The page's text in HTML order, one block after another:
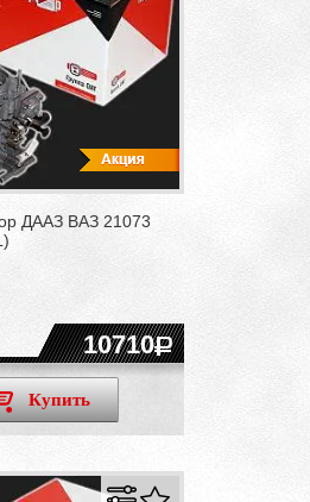
ДААЗ ВАЗ 21073
10710
Купить